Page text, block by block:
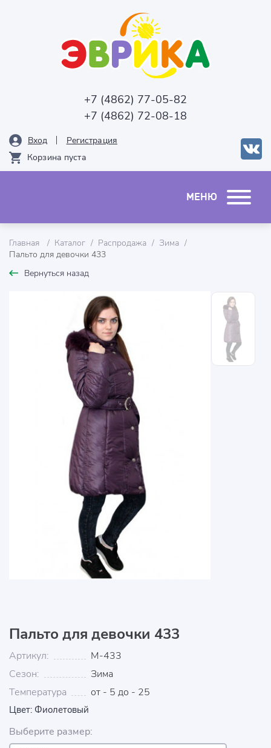
+7 (4862) 77-05-82
+7 (4862) 72-08-18
Вход
Рeгистрация
Корзина пуста
Главная Каталог Распродажа
Зима
Пальто для девочки 433
Вернуться назад
Пальто для девочки 433
Артикул:
М-433
Сезон:
Зима
Температура
от - 5 до - 25
Цвет: Фиолетовый
Выберите размер: